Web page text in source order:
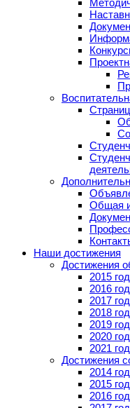
Общая
Наши достижения
Достижения
2015 год
2016 год
2017 год
2018 год
2019 год
2020 год
2021 год
Достижения
2014 год
2015 год
2016 год